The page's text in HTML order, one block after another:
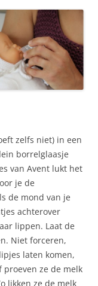
zelfs niet) in een
borrelglaasje
van Avent lukt het
je de
de mond van je
achterover
lippen. Laat de
Niet forceren,
laten komen,
proeven ze de melk
likken ze de melk